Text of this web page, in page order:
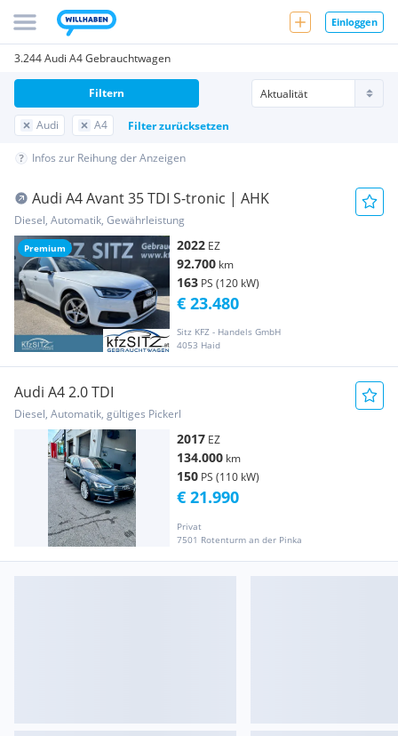
Einloggen
3.244 Audi A4 Gebrauchtwagen
Audi A4 Filter zurücksetzen
Filtern
Infos zur Reihung der Anzeigen
Premium
Audi A4 Avant 35 TDI S-tronic | AHK
Diesel, Automatik, Gewährleistung
2022 EZ
92.700 km
163 PS (120 kW)
Sitz KFZ - Handels GmbH
4053 Haid
€ 23.480
Audi A4 2.0 TDI
Diesel, Automatik, gültiges Pickerl
2017 EZ
134.000 km
150 PS (110 kW)
Privat
7501 Rotenturm an der Pinka
€ 21.990